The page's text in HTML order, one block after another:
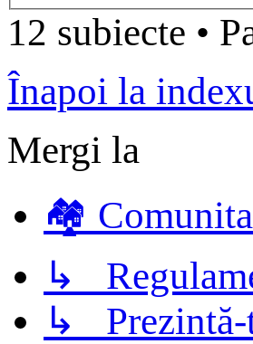
12 subiecte •
Înapoi la
Mergi la
🏘️
↳
↳ Prezintă-